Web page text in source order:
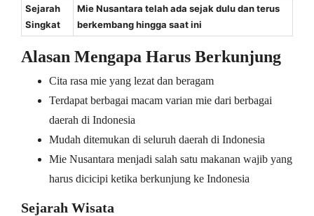
Sejarah
Singkat
Mie Nusantara telah ada sejak dulu dan terus
berkembang hingga saat ini
Alasan Mengapa Harus Berkunjung
Cita rasa mie yang lezat dan beragam
Terdapat berbagai macam varian mie dari berbagai
daerah di Indonesia
Mudah ditemukan di seluruh daerah di Indonesia
Mie Nusantara menjadi salah satu makanan wajib yang
harus dicicipi ketika berkunjung ke Indonesia
Sejarah Wisata